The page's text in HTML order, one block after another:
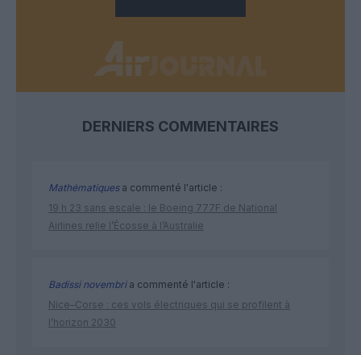
DERNIERS COMMENTAIRES
Mathématiquesa commenté l'article :
19 h 23 sans escale : le Boeing 777F de National
Airlines relie l’Écosse à l’Australie
Badissi novembria commenté l'article :
Nice–Corse : ces vols électriques qui se profilent à
l’horizon 2030